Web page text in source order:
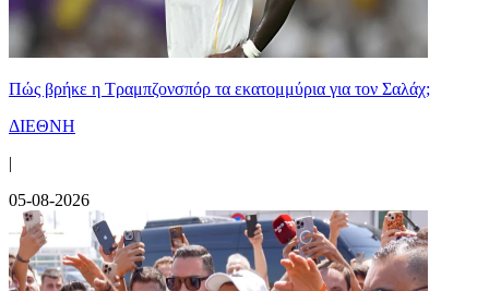
Πώς βρήκε η Τραμπζονσπόρ τα εκατομμύρια για τον Σαλάχ;
ΔΙΕΘΝΗ
|
05-08-2026